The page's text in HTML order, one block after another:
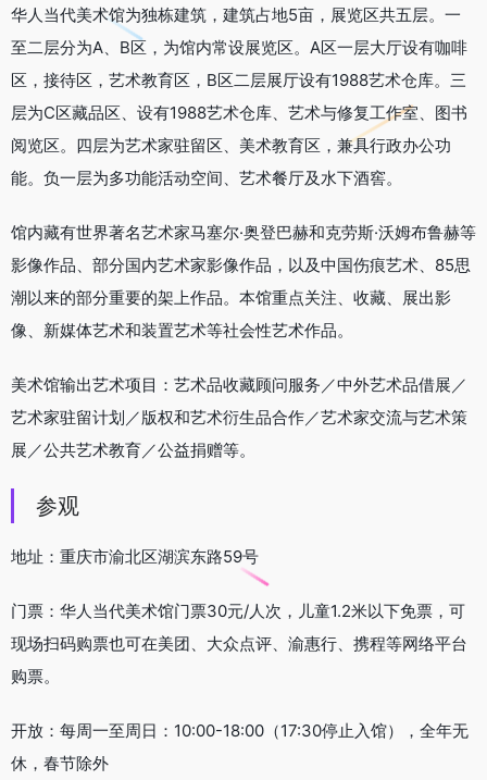
华人当代美术馆为独栋建筑，建筑占地5亩，展览区共五层。一
至二层分为A、B区，为馆内常设展览区。A区一层大厅设有咖啡
区，接待区，艺术教育区，B区二层展厅设有1988艺术仓库。三
层为C区藏品区、设有1988艺术仓库、艺术与修复工作室、图书
阅览区。四层为艺术家驻留区、美术教育区，兼具行政办公功
能。负一层为多功能活动空间、艺术餐厅及水下酒窖。
馆内藏有世界著名艺术家马塞尔·奥登巴赫和克劳斯·沃姆布鲁赫等
影像作品、部分国内艺术家影像作品，以及中国伤痕艺术、85思
潮以来的部分重要的架上作品。本馆重点关注、收藏、展出影
像、新媒体艺术和装置艺术等社会性艺术作品。
美术馆输出艺术项目：艺术品收藏顾问服务／中外艺术品借展／
艺术家驻留计划／版权和艺术衍生品合作／艺术家交流与艺术策
展／公共艺术教育／公益捐赠等。
参观
地址：重庆市渝北区湖滨东路59号
门票：华人当代美术馆门票30元/人次，儿童1.2米以下免票，可
现场扫码购票也可在美团、大众点评、渝惠行、携程等网络平台
购票。
开放：每周一至周日：10:00-18:00（17:30停止入馆），全年无
休，春节除外